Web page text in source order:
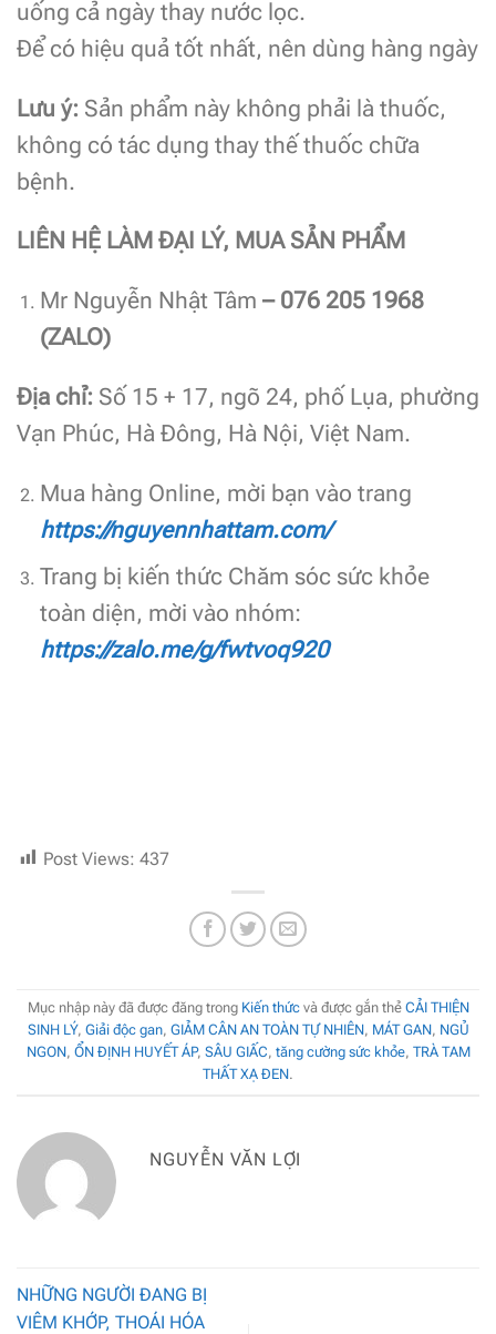
uống cả ngày thay nước lọc.
Để có hiệu quả tốt nhất, nên dùng hàng ngày
Lưu ý: Sản phẩm này không phải là thuốc,
không có tác dụng thay thế thuốc chữa
bệnh.
LIÊN HỆ LÀM ĐẠI LÝ, MUA SẢN PHẨM
Mr Nguyễn Nhật Tâm – 076 205 1968
(ZALO)
Địa chỉ: Số 15 + 17, ngõ 24, phố Lụa, phường
Vạn Phúc, Hà Đông, Hà Nội, Việt Nam.
Mua hàng Online, mời bạn vào trang
https://nguyennhattam.com/
Trang bị kiến thức Chăm sóc sức khỏe
toàn diện, mời vào nhóm:
https://zalo.me/g/fwtvoq920
Post Views: 437
Mục nhập này đã được đăng trong Kiến thứcvà được gắn thẻ CẢI THIỆN
SINH LÝ, Giải độc gan, GIẢM CÂN AN TOÀN TỰ NHIÊN, MÁT GAN, NGỦ
NGON, ỔN ĐỊNH HUYẾT ÁP, SÂU GIẤC, tăng cường sức khỏe, TRÀ TAM
THẤT XẠ ĐEN.
NGUYỄN VĂN LỢI
NHỮNG NGƯỜI ĐANG BỊ
VIÊM KHỚP, THOÁI HÓA